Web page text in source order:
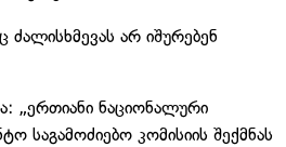
არ იშურებენ
„ერთიანი ნაციონალური
საგამოძიებო კომისიის შექმნას